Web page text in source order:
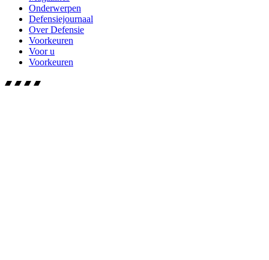
Onderwerpen
Defensiejournaal
Over Defensie
Voorkeuren
Voor u
Voorkeuren